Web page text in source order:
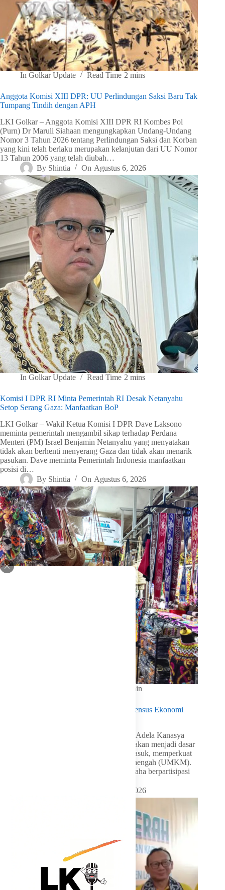
In Golkar Update Read Time 2 mins
Anggota Komisi XIII DPR: UU Perlindungan Saksi Baru Tak
Tumpang Tindih dengan APH
LKI Golkar – Anggota Komisi XIII DPR RI Kombes Pol
(Purn) Dr Maruli Siahaan mengungkapkan Undang-Undang
Nomor 3 Tahun 2026 tentang Perlindungan Saksi dan Korban
yang kini telah berlaku merupakan kelanjutan dari UU Nomor
13 Tahun 2006 yang telah diubah…
By Shintia On Agustus 6, 2026
In Golkar Update Read Time 2 mins
Komisi I DPR RI Minta Pemerintah RI Desak Netanyahu
Setop Serang Gaza: Manfaatkan BoP
LKI Golkar – Wakil Ketua Komisi I DPR Dave Laksono
meminta pemerintah mengambil sikap terhadap Perdana
Menteri (PM) Israel Benjamin Netanyahu yang menyatakan
tidak akan berhenti menyerang Gaza dan tidak akan menarik
pasukan. Dave meminta Pemerintah Indonesia manfaatkan
posisi di…
By Shintia On Agustus 6, 2026
1 min
Adela Komisi X DPR RI Fraksi Golkar: Sensus Ekonomi
LKI Golkar – Anggota Komisi X DPR RI Adela Kanasya
Adies mengatakan Sensus Ekonomi 2026 akan menjadi dasar
penyusunan kebijakan berbasis data. Termasuk, memperkuat
pemberdayaan usaha mikro, kecil, dan menengah (UMKM).
Adela mengajak masyarakat dan pelaku usaha berpartisipasi
Agustus 6, 2026